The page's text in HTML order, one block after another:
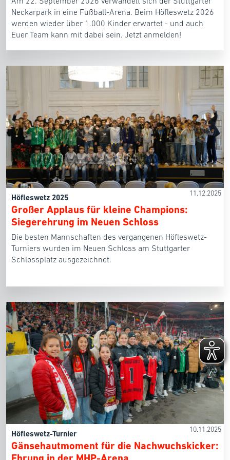
Neckarpark in eine Fußball-Arena. Beim Höfleswetz 2026
werden wieder über 1.000 Kinder erwartet - und auch
Euer Team kann mit dabei sein. Jetzt anmelden!
11.12.2025
Höfleswetz 2025
Großer Applaus für kleine Champions:
Siegerehrung im Neuen Schloss
Die besten Mannschaften des vergangenen Höfleswetz-
Turniers wurden im Neuen Schloss am Stuttgarter
Schlossplatz ausgezeichnet.
10.11.2025
Höfleswetz-Turnier
Gänsehautmoment für die Nachwuchskicker: